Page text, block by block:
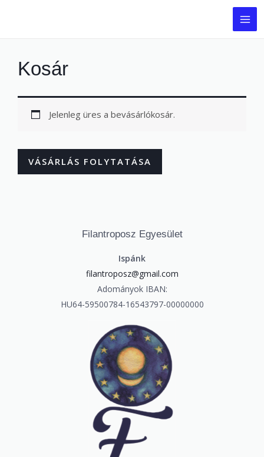
Kosár
Jelenleg üres a bevásárlókosár.
VÁSÁRLÁS FOLYTATÁSA
Filantroposz Egyesület
Ispánk
filantroposz@gmail.com
Adományok IBAN:
HU64-59500784-16543797-00000000